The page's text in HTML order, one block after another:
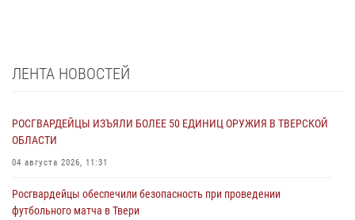
ЛЕНТА НОВОСТЕЙ
РОСГВАРДЕЙЦЫ ИЗЪЯЛИ БОЛЕЕ 50 ЕДИНИЦ ОРУЖИЯ В ТВЕРСКОЙ
ОБЛАСТИ
04 августа 2026, 11:31
Росгвардейцы обеспечили безопасность при проведении
футбольного матча в Твери